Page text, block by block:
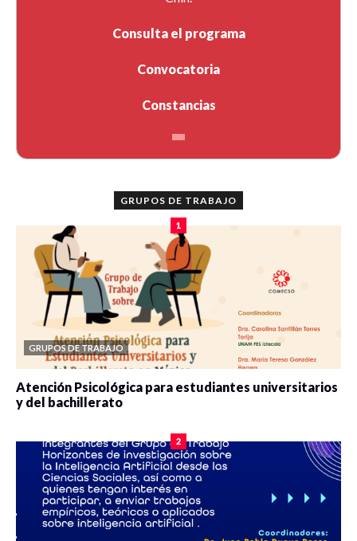
Consulta el programa
Convocatoria
Constancias
GRUPOS DE TRABAJO
1
GRUPOS DE TRABAJO
Atención Psicológica para estudiantes universitarios
y del bachillerato
2